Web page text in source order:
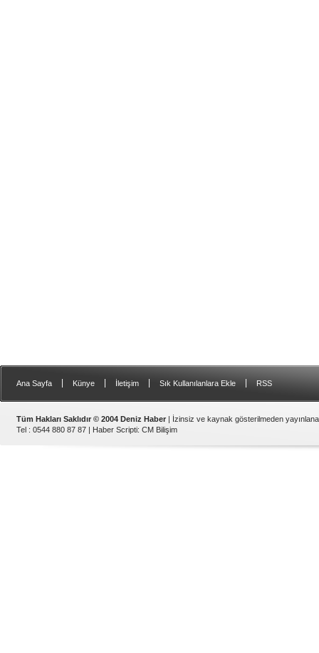
Ana Sayfa Künye İletişim Sık Kullanılanlara Ekle RSS
Tüm Hakları Saklıdır © 2004 Deniz Haber | İzinsiz ve kaynak gösterilmeden
Tel : 0544 880 87 87 | Haber Scripti: CM Bilişim